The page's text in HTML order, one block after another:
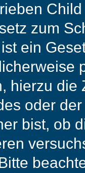
zum
ein
hierzu die
oder
bist, ob